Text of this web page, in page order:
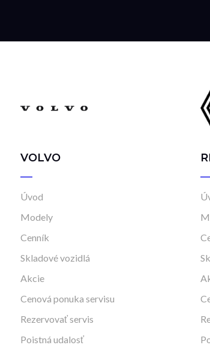
VOLVO
Úvod
Modely
Cenník
Skladové vozidlá
Akcie
Cenová ponuka servisu
Rezervovať servis
Poistná udalosť